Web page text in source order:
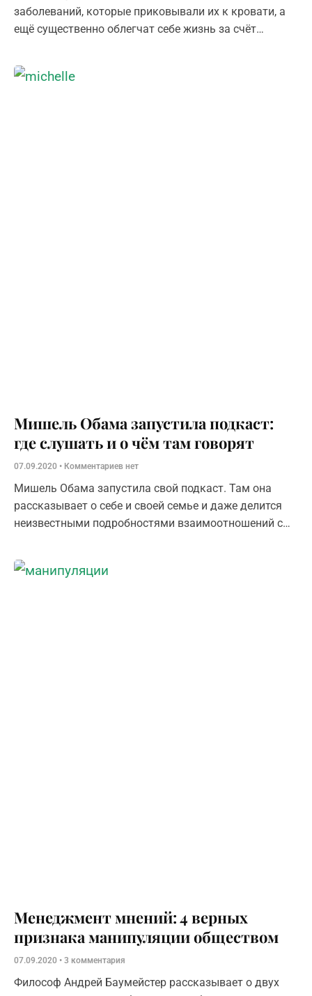
заболеваний, которые приковывали их к кровати, а
ещё существенно облегчат себе жизнь за счёт
Мишель Обама запустила подкаст:
где слушать и о чём там говорят
07.09.2020 Комментариев нет
Мишель Обама запустила свой подкаст. Там она
рассказывает о себе и своей семье и даже делится
неизвестными подробностями взаимоотношений с
Менеджмент мнений: 4 верных
признака манипуляции обществом
07.09.2020 3 комментария
Философ Андрей Баумейстер рассказывает о двух